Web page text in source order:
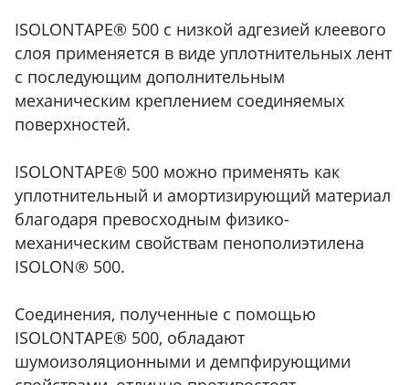
ISOLONTAPE® 500 с низкой адгезией клеевого
слоя применяется в виде уплотнительных лент
с последующим дополнительным
механическим креплением соединяемых
поверхностей.
ISOLONTAPE® 500 можно применять как
уплотнительный и амортизирующий материал
благодаря превосходным физико-
механическим свойствам пенополиэтилена
ISOLON® 500.
Соединения, полученные с помощью
ISOLONTAPE® 500, обладают
шумоизоляционными и демпфирующими